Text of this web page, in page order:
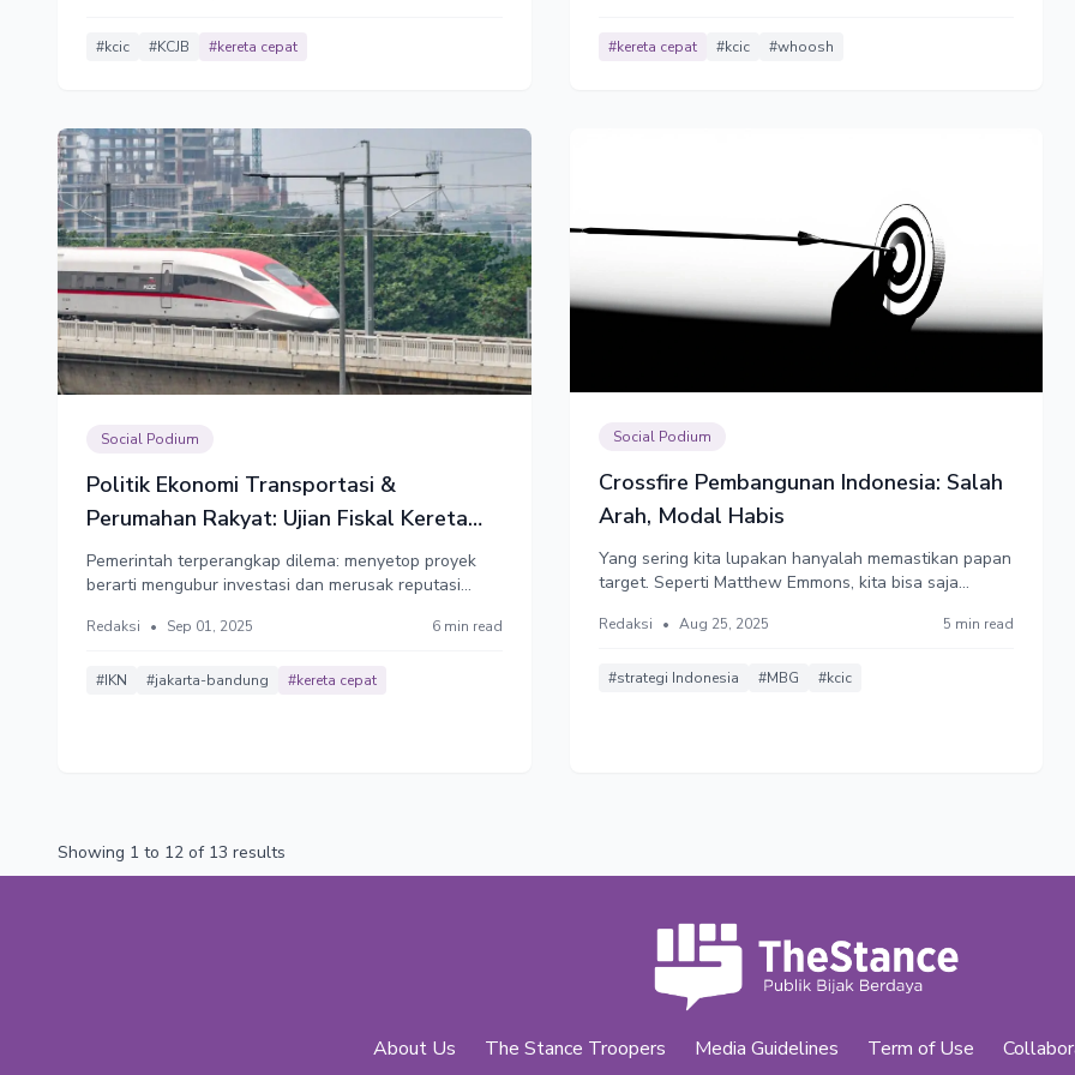
pembelajaran bagi insinyur nasional.
#kcic #KCJB #kereta cepat #kereta cepat #kcic #whoosh
Social Podium
Politik Ekonomi Transportasi &
Perumahan Rakyat: Ujian Fiskal Kereta
Cepat dan IKN
Pemerintah terperangkap dilema: menyetop proyek
berarti mengubur investasi dan merusak reputasi
APBN dari sektor kritis seperti kesehatan dan
sudah ada menjadi kewajiban yang tak terhindarkan.
Redaksi • Sep 01, 2025 6 min read
#IKN #jakarta-bandung #kereta cepat
Social Podium
Crossfire Pembangunan Indonesia: Salah
Arah, Modal Habis
Yang sering kita lupakan hanyalah memastikan papan
target. Seperti Matthew Emmons, kita bisa saja
semua itu akan sia-sia jika target yang dibidik salah.
ini: arah lebih penting dari dorongan modal.
Redaksi • Aug 25, 2025 5 min read
#strategi Indonesia #MBG #kcic
Showing 1 to 12 of 13 results
About Us The Stance Troopers Media Guidelines Term of Use